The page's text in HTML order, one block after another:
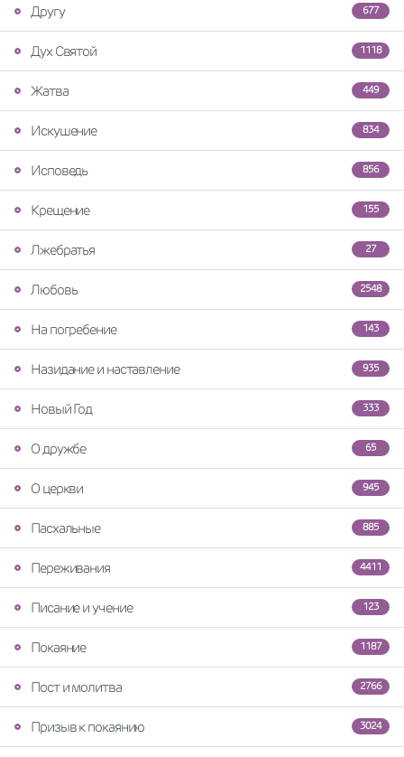
677
Другу
1118
Дух Святой
449
Жатва
834
Искушение
856
Исповедь
155
Крещение
27
Лжебратья
2548
Любовь
143
На погребение
935
Назидание и наставление
333
Новый Год
65
О дружбе
945
О церкви
885
Пасхальные
4411
Переживания
123
Писание и учение
1187
Покаяние
2766
Пост и молитва
3024
Призыв к покаянию